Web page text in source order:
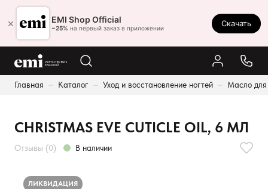
× EMI Shop Official
−25% на первый заказ в приложении
Скачать
Главная Каталог Уход и восстановление ногтей Масло для
Ростов-на-Дону
8 (800) 550-86-95
Каталог
Оплата и доставка
Реферальная программа
CHRISTMAS EVE CUTICLE OIL, 6 МЛ
Отзывы (0) В наличии
ЛИКВИДАЦИЯ